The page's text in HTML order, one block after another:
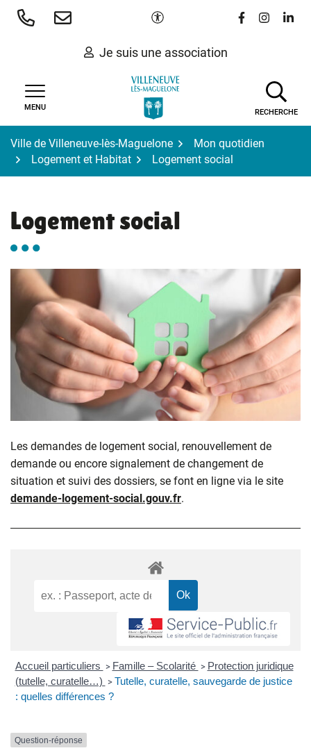
Aller
Paramètres d'accessibilité
Lien vers le
Lien vers
Lien
Je suis une association
MENU
RECHERCHE
Ville de Villeneuve-lès-Maguelone
Mon quotidien
Logement et Habitat
Logement social
Logement social
Les demandes de logement social, renouvellement de
demande ou encore signalement de changement de
situation et suivi des dossiers, se font en ligne via le site
demande-logement-social.gouv.fr.
Accueil particuliers > Famille – Scolarité > Protection juridique
(tutelle, curatelle…) > Tutelle, curatelle, sauvegarde de justice
: quelles différences ?
Question-réponse